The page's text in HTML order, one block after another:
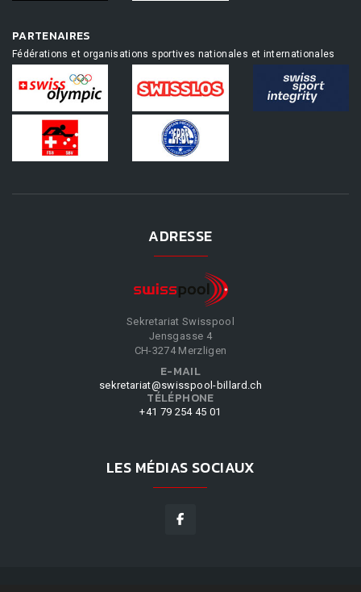
PARTENAIRES
Fédérations et organisations sportives nationales et internationales
ADRESSE
Sekretariat Swisspool
Jensgasse 4
CH-3274 Merzligen
E-MAIL
sekretariat@swisspool-billard.ch
TÉLÉPHONE
+41 79 254 45 01
LES MÉDIAS SOCIAUX